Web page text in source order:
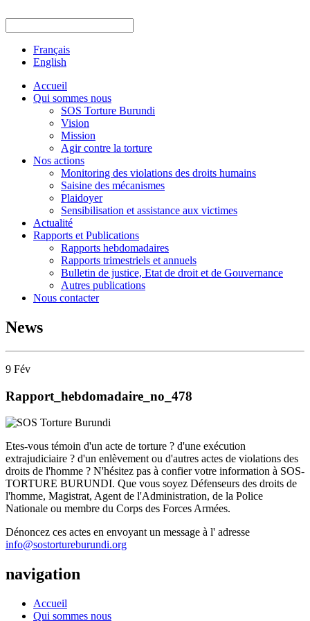
Français
English
Accueil
Qui sommes nous
SOS Torture Burundi
Vision
Mission
Agir contre la torture
Nos actions
Monitoring des violations des droits humains
Saisine des mécanismes
Plaidoyer
Sensibilisation et assistance aux victimes
Actualité
Rapports et Publications
Rapports hebdomadaires
Rapports trimestriels et annuels
Bulletin de justice, Etat de droit et de Gouvernance
Autres publications
Nous contacter
News
9 Fév
Rapport_hebdomadaire_no_478
Etes-vous témoin d'un acte de torture ? d'une exécution
extrajudiciaire ? d'un enlèvement ou d'autres actes de violations des
droits de l'homme ? N'hésitez pas à confier votre information à SOS-
TORTURE BURUNDI. Que vous soyez Défenseurs des droits de
l'homme, Magistrat, Agent de l'Administration, de la Police
Nationale ou membre du Corps des Forces Armées.
Dénoncez ces actes en envoyant un message à l' adresse
info@sostortureburundi.org
navigation
Accueil
Qui sommes nous